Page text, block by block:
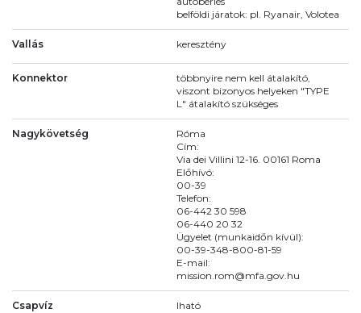
belföldi járatok: pl. Ryanair, Volotea
Vallás keresztény
Konnektor
többnyire nem kell átalakító,
viszont bizonyos helyeken "TYPE
L" átalakító szükséges
Nagykövetség
Róma
Cím:
Via dei Villini 12-16. 00161 Roma
Előhívó:
00-39
Telefon:
06-442 30 598
06-440 20 32
Ügyelet (munkaidőn kívül):
00-39-348-800-81-59
E-mail:
mission.rom@mfa.gov.hu
Csapvíz Iható